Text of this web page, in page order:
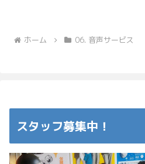
ホーム 06. 音声サービス
スタッフ募集中！